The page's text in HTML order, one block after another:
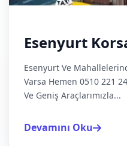
Esenyurt
Esenyurt Ve
Varsa Hemen 0510 221
Ve Geniş Araçlarımızla...
Devamını Oku